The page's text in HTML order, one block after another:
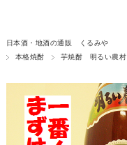
日本酒・地酒の通販 くるみや
本格焼酎
芋焼酎 明るい農村